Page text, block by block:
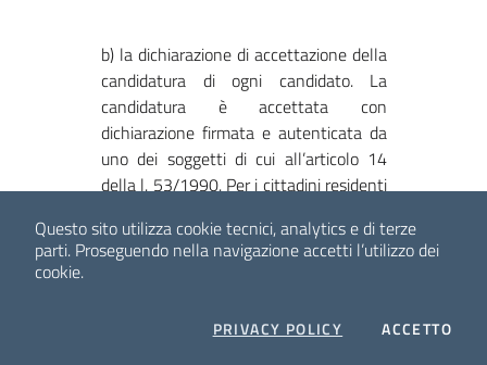
b) la dichiarazione di accettazione della
candidatura di ogni candidato. La
candidatura è accettata con
dichiarazione firmata e autenticata da
uno dei soggetti di cui all’articolo 14
della l. 53/1990. Per i cittadini residenti
richiesta ad un ufficio diplomatico o
consolare;
c) la dichiarazione sostitutiva, ai sensi
Questo sito utilizza cookie tecnici, analytics e di terze
parti. Proseguendo nella navigazione accetti l’utilizzo dei
cookie.
PRIVACY POLICY COOKIESACCETTO